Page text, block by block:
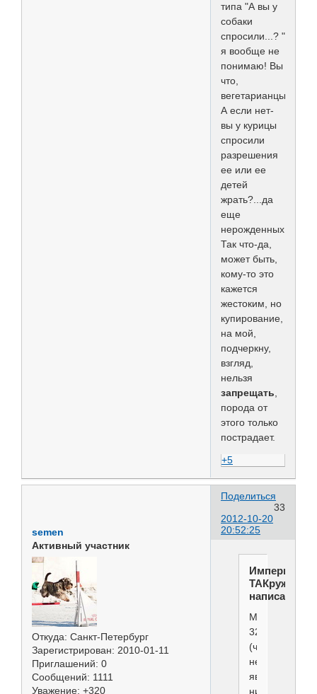
типа "А вы у
собаки
спросили...? "
я вообще не
понимаю! Вы
что,
вегетарианцы?
А если нет-
вы у курицы
спросили
разрешения
ее или ее
детей
жрать?...да
еще
нерожденных!!!?
Так что-да,
может быть,
кому-то это
кажется
жестоким, но
купирование,
на мой,
подчеркну,
взгляд,
нельзя
запрещать,
порода от
этого только
пострадает.
+5
Поделиться
33
2012-10-20
20:52:25
semen
Активный участник
Откуда: Санкт-Петербург
Зарегистрирован: 2010-01-11
Приглашений: 0
Сообщений: 1111
Уважение: +320
Империя
ТАКруж
написал(а):
Меньше
32см
(что
не
является
нижним